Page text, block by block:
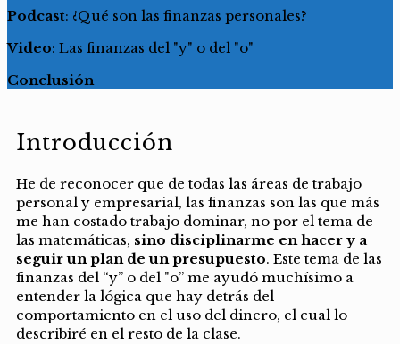
Podcast: ¿Qué son las finanzas personales?
Video: Las finanzas del "y" o del "o"
Conclusión
Introducción
He de reconocer que de todas las áreas de trabajo
personal y empresarial, las finanzas son las que más
me han costado trabajo dominar, no por el tema de
las matemáticas, sino disciplinarme en hacer y a
seguir un plan de un presupuesto. Este tema de las
finanzas del “y” o del "o” me ayudó muchísimo a
entender la lógica que hay detrás del
comportamiento en el uso del dinero, el cual lo
describiré en el resto de la clase.